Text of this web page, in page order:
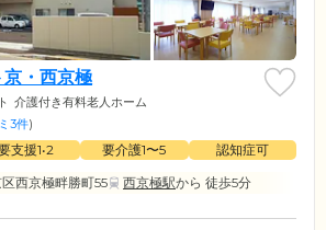
・西京極
介護付き有料老人ホーム
3件)
支援1•2 要介護1〜5
認知症可
西京極畔勝町55
西京極駅から 徒歩5分